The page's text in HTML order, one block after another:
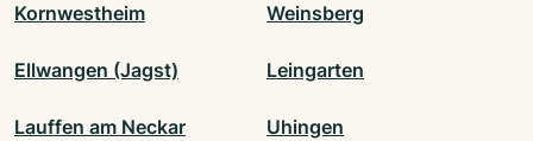
Kornwestheim Weinsberg
Ellwangen (Jagst) Leingarten
Lauffen am Neckar Uhingen